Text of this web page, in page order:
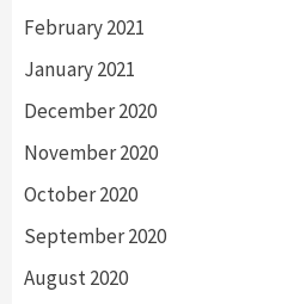
February 2021
January 2021
December 2020
November 2020
October 2020
September 2020
August 2020